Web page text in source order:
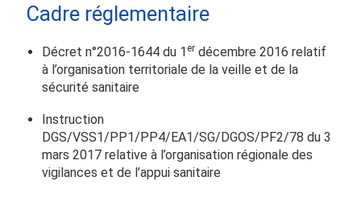
Cadre réglementaire
Décret n°2016-1644 du 1 er décembre 2016 relatif
à l’organisation territoriale de la veille et de la
sécurité sanitaire
Instruction
DGS/VSS1/PP1/PP4/EA1/SG/DGOS/PF2/78 du 3
mars 2017 relative à l’organisation régionale des
vigilances et de l’appui sanitaire